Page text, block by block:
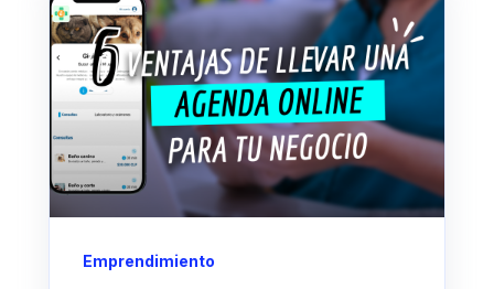
Emprendimiento